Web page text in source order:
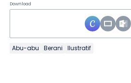
Download
Abu-abu Berani Ilustratif